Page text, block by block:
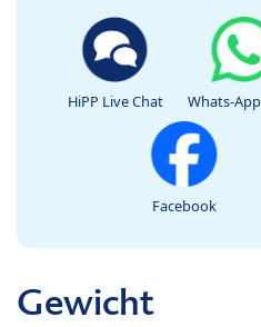
HiPP Live Chat Whats-
Facebook
Gewicht